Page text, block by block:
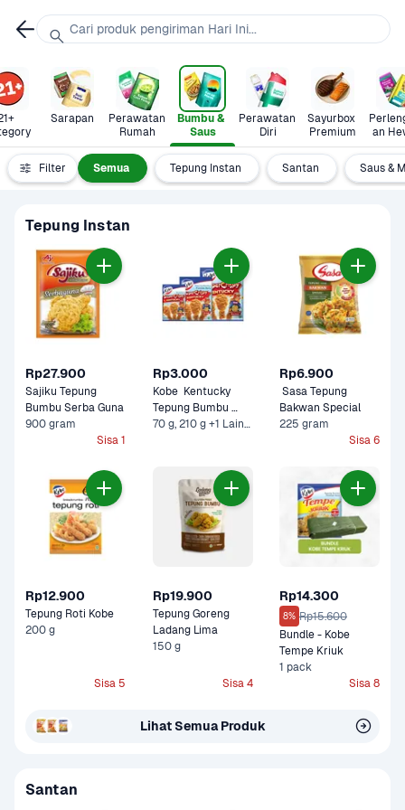
Sarapan
Perawatan
Rumah
Bumbu &
Saus
Perawatan
Diri
Sayurbox
Premium
an
Filter Semua Tepung Instan Santan Saus &
Tepung Instan
Rp27.900
Sajiku Tepung
900 gram
Sisa 1
Rp3.000
Kobe  Kentucky
Tepung Bumbu
Super Crispy
70 g, 210 g +1 Lainnya
Rp6.900
Sasa Tepung
225 gram
Sisa 6
Rp12.900
Tepung Roti Kobe
200 g
Sisa 5
Rp19.900
Tepung Goreng
Ladang Lima
150 g
Sisa 4
Rp14.300
8% Rp15.600
Bundle - Kobe
Tempe Kriuk
1 pack
Sisa 8
Lihat Semua Produk
Santan
Cari produk pengiriman Hari Ini...